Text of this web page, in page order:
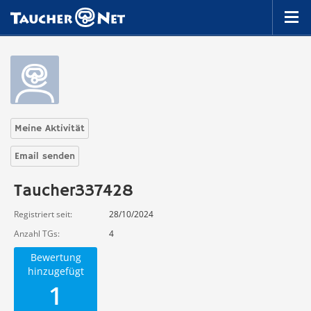
Meine Aktivität
Email senden
Taucher337428
Registriert seit
28/10/2024
Anzahl TGs
4
Bewertung
hinzugefügt
1